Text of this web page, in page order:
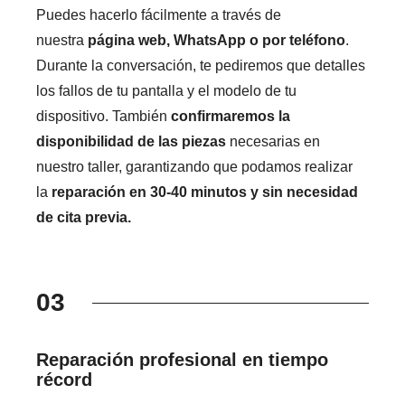
Puedes hacerlo fácilmente a través de
nuestra página web, WhatsApp o por teléfono.
Durante la conversación, te pediremos que detalles
los fallos de tu pantalla y el modelo de tu
dispositivo. Tambiénconfirmaremos la
disponibilidad de las piezas necesarias en
nuestro taller, garantizando que podamos realizar
la reparación en 30-40 minutos y sin necesidad
de cita previa.
03
Reparación profesional en tiempo
récord